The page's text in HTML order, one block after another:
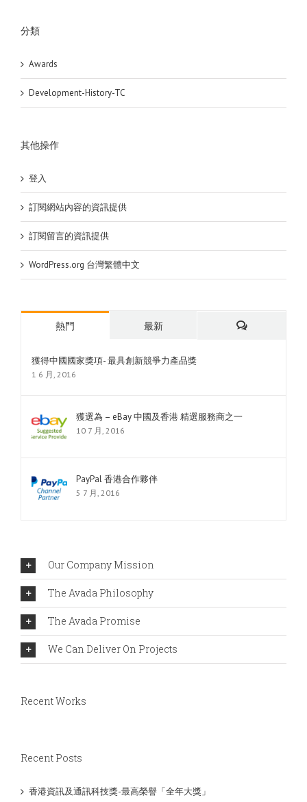
分類
Awards
Development-History-TC
其他操作
登入
訂閱網站內容的資訊提供
訂閱留言的資訊提供
WordPress.org 台灣繁體中文
熱門
最新
獲得中國國家獎項- 最具創新競爭力產品獎
1 6 月, 2016
獲選為 – eBay 中國及香港 精選服務商之一
10 7 月, 2016
PayPal 香港合作夥伴
5 7 月, 2016
Our Company Mission
The Avada Philosophy
The Avada Promise
We Can Deliver On Projects
Recent Works
Recent Posts
香港資訊及通訊科技獎-最高榮譽「全年大獎」